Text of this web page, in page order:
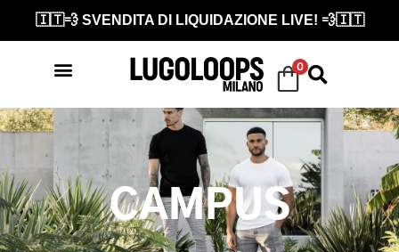
🇮🇹💨 SVENDITA DI LIQUIDAZIONE LIVE! 💨🇮🇹
0
CAMPUS